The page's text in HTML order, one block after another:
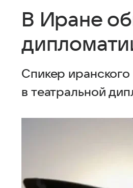
В Иране
Спикер
в театральной